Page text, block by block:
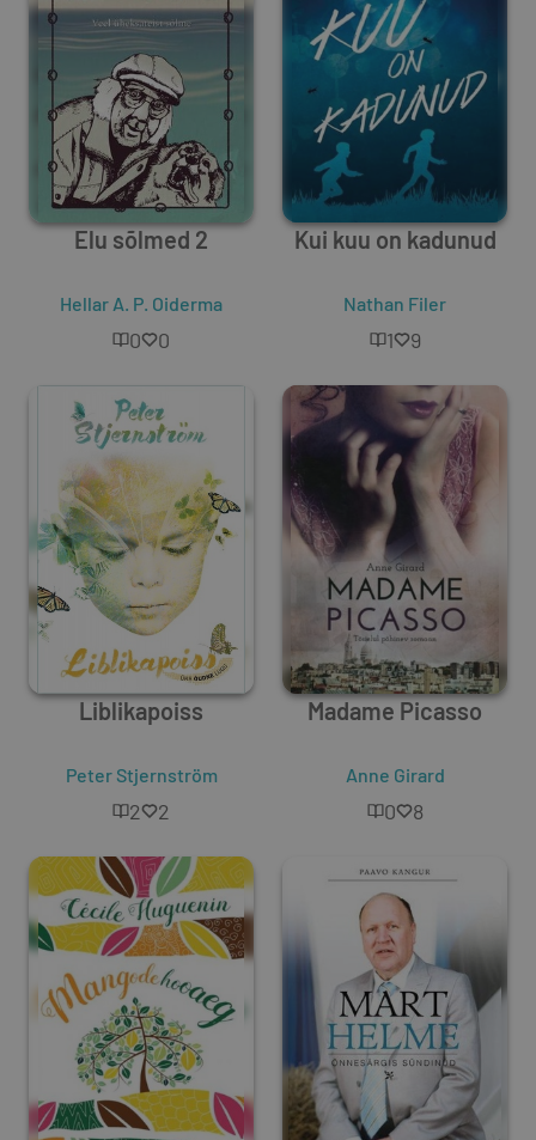
Elu sõlmed 2
Hellar A. P. Oiderma
0 0
Kui kuu on kadunud
Nathan Filer
1 9
Liblikapoiss
Peter Stjernström
2 2
Madame Picasso
Anne Girard
0 8